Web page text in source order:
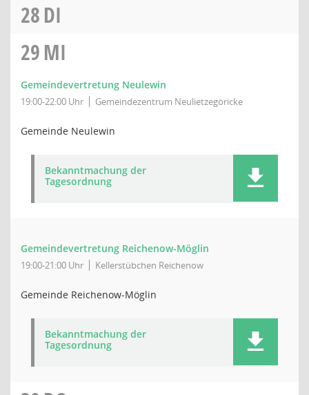
28DI
29MI
Gemeindevertretung Neulewin
19:00-22:00 Uhr Gemeindezentrum Neulietzegöricke
Gemeinde Neulewin
Bekanntmachung der
Tagesordnung
Gemeindevertretung Reichenow-Möglin
19:00-21:00 Uhr Kellerstübchen Reichenow
Gemeinde Reichenow-Möglin
Bekanntmachung der
Tagesordnung